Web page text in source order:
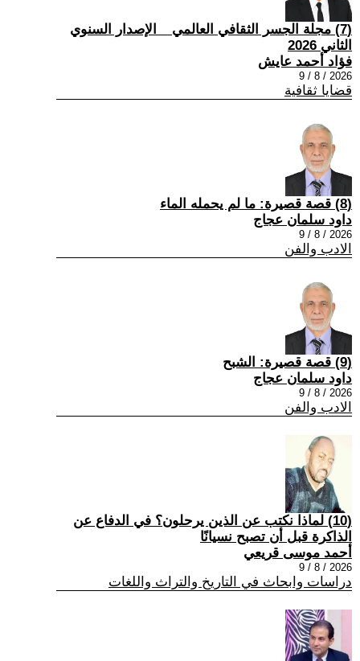
(7) مجلة الجسر الثقافي العالمي _ الإصدار السنوي
الثاني 2026
فؤاد أحمد عايش
2026 / 8 / 9
قضايا ثقافية
(8) قصة قصيرة: ما لم يحمله الماء
داود سلمان عجاج
2026 / 8 / 9
الادب والفن
(9) قصة قصيرة: الشبح
داود سلمان عجاج
2026 / 8 / 9
الادب والفن
(10) لماذا نكتب عن الذين يرحلون؟ في الدفاع عن
الذاكرة قبل أن تصبح نسيانًا
أحمد موسى قريعي
2026 / 8 / 9
دراسات وابحاث في التاريخ والتراث واللغات